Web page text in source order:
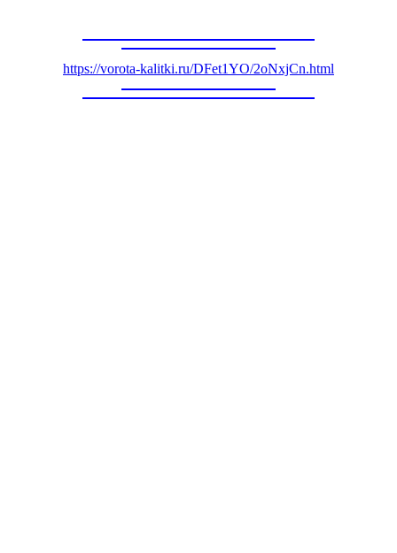
https://vorota-kalitki.ru/DFet1YO/2oNxjCn.html